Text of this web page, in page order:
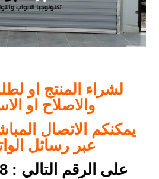
لشراء المنتج او
والاصلاح او
يمكنكم الاتصال
عبر رسائل
على الرقم التالي : 0595008118